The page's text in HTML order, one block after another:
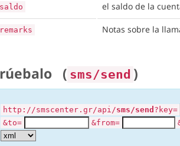
saldo el saldo de la
remarks Notas sobre la
( sms/send )
http://smscenter.gr/api/sms/send ?key=
&to=
&from=